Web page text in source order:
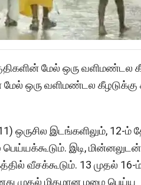
மேல் ஒரு வளிமண்டல
மேல் ஒரு வளிமண்டல கீழடுக்கு
இடங்களிலும், 12-ம்
இடி, மின்னலுடன்
வீசக்கூடும். 13 முதல் 16-
முதல் மிதமான மழை பெய்ய